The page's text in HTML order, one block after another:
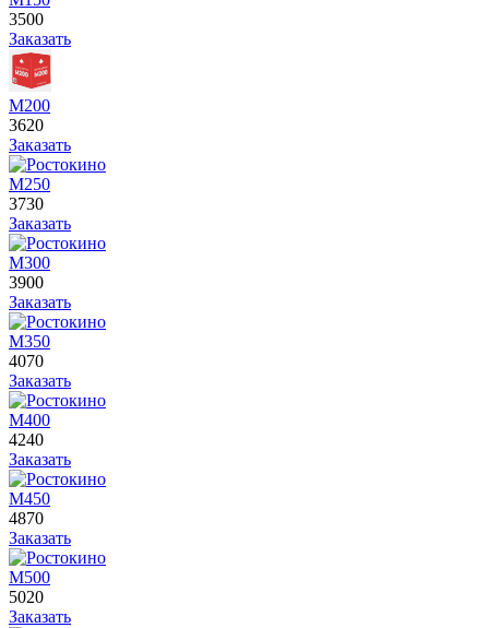
3500
Заказать
М200
3620
Заказать
М250
3730
Заказать
М300
3900
Заказать
М350
4070
Заказать
М400
4240
Заказать
М450
4870
Заказать
М500
5020
Заказать